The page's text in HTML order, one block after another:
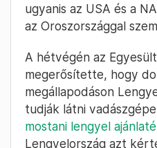
ugyanis az USA és a
az Oroszországgal
A hétvégén az
megerősítette, hogy
megállapodáson
tudják látni
mostani lengyel
Lengyelország azt